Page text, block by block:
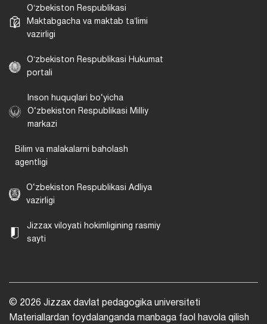
Oʻzbekiston Respublikasi
Maktabgacha va maktab taʼlimi
vazirligi
Oʻzbekiston Respublikasi Hukumat
portali
Inson huquqlari bo‘yicha
O‘zbekiston Respublikasi Milliy
markazi
Bilim va malakalarni baholash
agentligi
O‘zbekiston Respublikasi Adliya
vazirligi
Jizzax viloyati hokimligining rasmiy
sayti
© 2026 Jizzax davlat pedagogika universiteti
Materiallardan foydalanganda manbaga faol havola qilish